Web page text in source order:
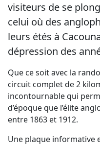
visiteurs de se
celui où des
leurs étés à
dépression des
Que ce soit avec la
circuit complet de 2
incontournable qui
d’époque que l’élite
entre 1863 et 1912.
Une plaque informative